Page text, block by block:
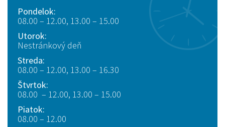
Pondelok:
08.00 – 12.00, 13.00 – 15.00
Utorok:
Nestránkový deň
Streda:
08.00 – 12.00, 13.00 – 16.30
Štvrtok:
08.00 – 12.00, 13.00 – 15.00
Piatok:
08.00 – 12.00